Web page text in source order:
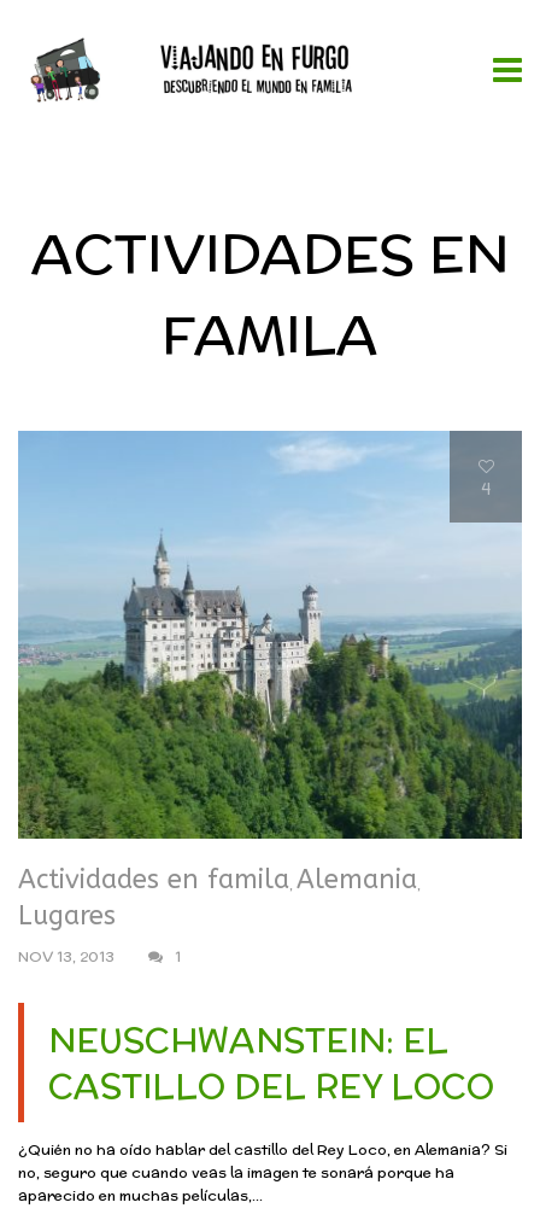
ACTIVIDADES EN
FAMILA
4
Actividades en famila, Alemania,
Lugares
NOV 13, 2013 1
NEUSCHWANSTEIN: EL
CASTILLO DEL REY LOCO
¿Quién no ha oído hablar del castillo del Rey Loco, en Alemania? Si
no, seguro que cuando veas la imagen te sonará porque ha
aparecido en muchas películas,...